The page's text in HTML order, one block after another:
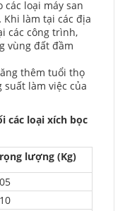
loại máy san
Khi làm tại các địa
các công trình,
vùng đất đầm
thêm tuổi thọ
làm việc của
các loại xích bọc
lượng (Kg)